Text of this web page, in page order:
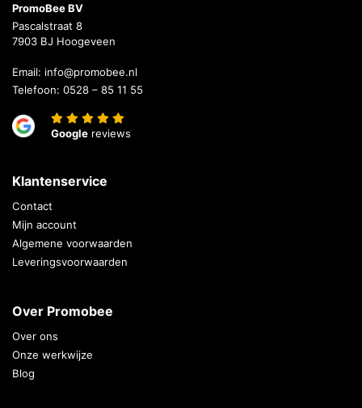
PromoBee BV
Pascalstraat 8
7903 BJ Hoogeveen
Email: info@promobee.nl
Telefoon: 0528 – 85 11 55
Google reviews
Klantenservice
Contact
Mijn account
Algemene voorwaarden
Leveringsvoorwaarden
Over Promobee
Over ons
Onze werkwijze
Blog